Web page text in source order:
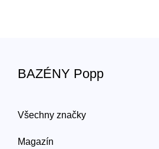
BAZÉNY Popp
Všechny značky
Magazín